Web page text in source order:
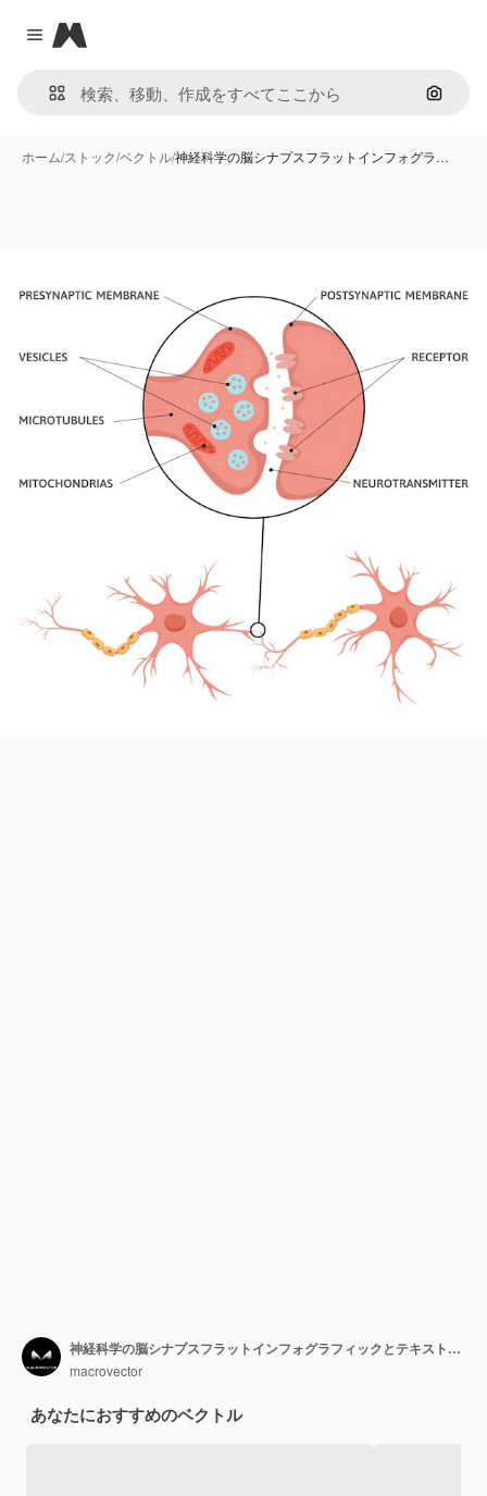
Close menu
Magnific
画像で
ホーム/ストック/ベクトル/神経科学の脳シナプスフラットインフォグラ…
神経科学の脳シナプスフラットインフォグラフィックとテキストのキャプションとポインターのベクトル図を含む神経細胞のダイアグラムスキーム
macrovector
あなたにおすすめのベクトル